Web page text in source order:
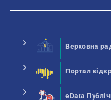
Верховна
Портал
eData